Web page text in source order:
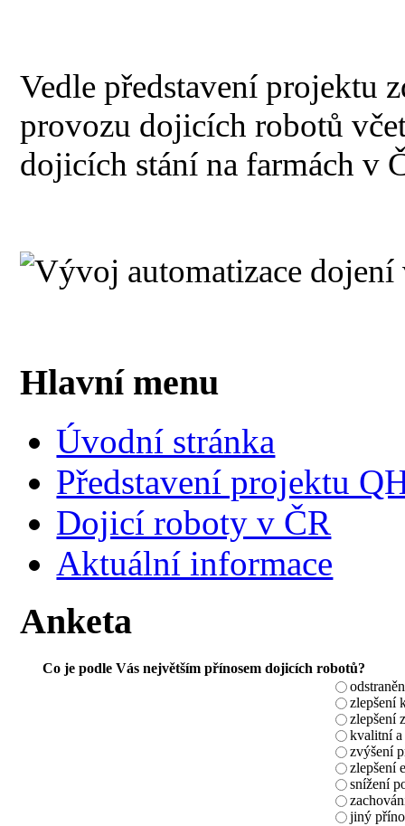
Vedle představení projektu
provozu dojicích robotů
dojicích stání na farmách v
Hlavní menu
Úvodní stránka
Představení projektu
Dojicí roboty v ČR
Aktuální informace
Anketa
Co je podle Vás největším přínosem dojicích robotů?
zlepšení
zlepšení
kvalitní a
zvýšení
zlepšení
snížení
jiný